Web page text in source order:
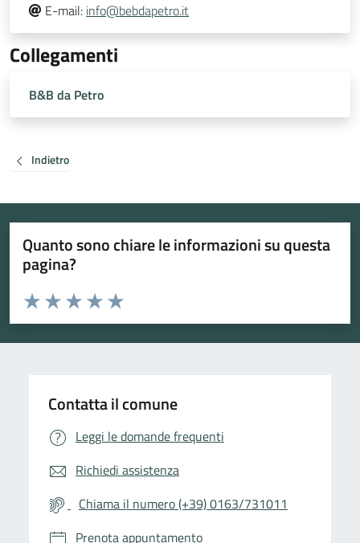
E-mail: info@bebdapetro.it
Collegamenti
B&B da Petro
Indietro
Quanto sono chiare le informazioni su questa
pagina?
Valuta da 1 a 5 stelle la pagina
Valuta 5 stelle su 5
Valuta 4 stelle su 5
Valuta 3 stelle su 5
Valuta 2 stelle su 5
Valuta 1 stelle su 5
Contatta il comune
Leggi le domande frequenti
Richiedi assistenza
Chiama il numero (+39) 0163/731011
Prenota appuntamento